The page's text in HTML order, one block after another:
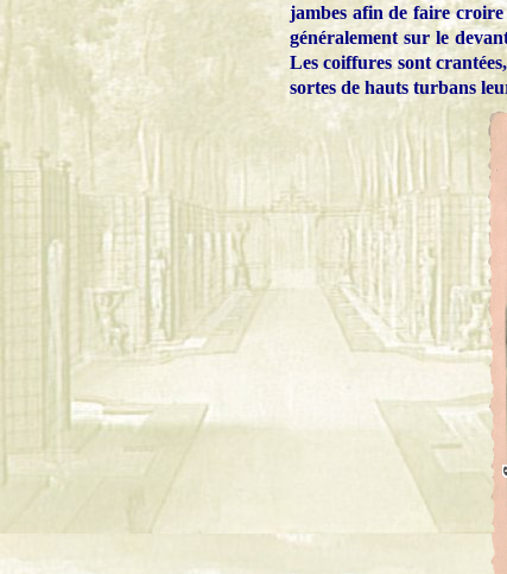
jambes afin de faire croire
généralement sur le
Les coiffures sont
sortes de hauts turbans